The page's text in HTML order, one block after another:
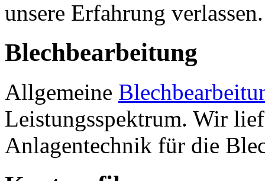
unsere Erfahrung
Blechbearbeitung
Allgemeine
Leistungsspektrum. Wir
Anlagentechnik für die